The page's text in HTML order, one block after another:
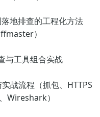
地排查的工程化方法
）
与工具组合实战
战流程（抓包、HTTPS
Wireshark）